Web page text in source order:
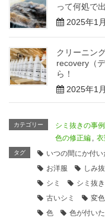
って何処で
2025年1
クリーニン
recovery（
ら！
2025年1
カテゴリー シミ抜きの事
色の修正編 , 衣
タグ いつの間にか付い
お洋服
しみ
シミ
シミ抜き
古いシミ
変色
色
色が付いた